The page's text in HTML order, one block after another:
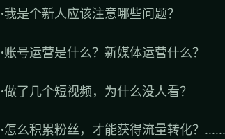
·我是个新人应该注意哪些问题？
·账号运营是什么？新媒体运营什么？
·做了几个短视频，为什么没人看？
·怎么积累粉丝，才能获得流量转化？......